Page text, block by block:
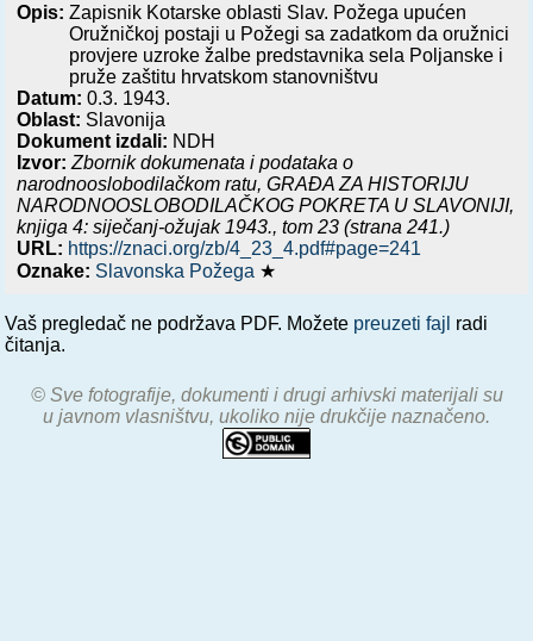
Opis:Zapisnik Kotarske oblasti Slav. Požega upućen
Oružničkoj postaji u Požegi sa zadatkom da oružnici
provjere uzroke žalbe predstavnika sela Poljanske i
pruže zaštitu hrvatskom stanovništvu
Datum:0.3. 1943.
Oblast: Slavonija
Dokument izdali: NDH
Izvor: Zbornik dokumenata i podataka o
narodnooslobodilačkom ratu,GRAĐA ZA HISTORIJU
NARODNOOSLOBODILAČKOG POKRETA U SLAVONIJI,
knjiga 4: siječanj-ožujak 1943., tom 23 (strana 241.)
URL: https://znaci.org/zb/4_23_4.pdf#page=241
Oznake: Slavonska Požega ★
Vaš pregledač ne podržava PDF. Možete preuzeti fajl radi
čitanja.
© Sve fotografije, dokumenti i drugi arhivski materijali su
u javnom vlasništvu, ukoliko nije drukčije naznačeno.